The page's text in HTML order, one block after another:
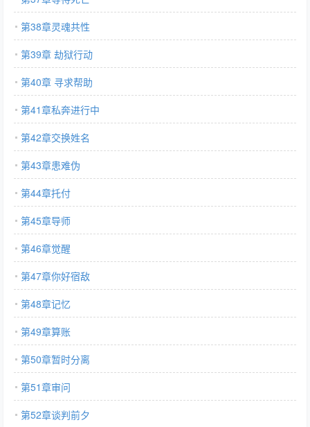
第38章灵魂共性
第39章 劫狱行动
第40章 寻求帮助
第41章私奔进行中
第42章交换姓名
第43章患难伪
第44章托付
第45章导师
第46章觉醒
第47章你好宿敌
第48章记忆
第49章算账
第50章暂时分离
第51章审问
第52章谈判前夕